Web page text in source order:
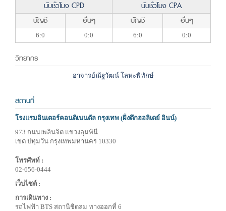
นับชั่วโมง CPD
นับชั่วโมง CPA
บัญชี
อื่นๆ บัญชี อื่นๆ
6:0 0:0 6:0 0:0
วิทยากร
อาจารย์ณัฐวัฒน์ โลหะพิทักษ์
สถานที่
โรงแรมอินเตอร์คอนติเนนตัล กรุงเทพ (ฝั่งตึกฮอลิเดย์ อินน์)
973 ถนนเพลินจิต แขวงลุมพินี
เขต ปทุมวัน กรุงเทพมหานคร 10330
โทรศัพท์ :
02-656-0444
เว็บไซต์ :
การเดินทาง :
รถไฟฟ้า BTS สถานีชิดลม ทางออกที่ 6